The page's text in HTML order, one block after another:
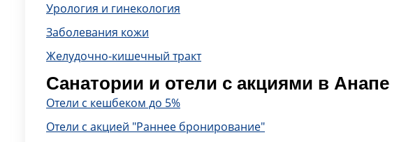
Урология и гинекология
Заболевания кожи
Желудочно-кишечный тракт
Санатории и отели с акциями в Анапе
Отели с кешбеком до 5%
Отели с акцией "Раннее бронирование"